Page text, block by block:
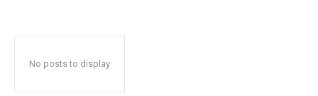
No posts to display